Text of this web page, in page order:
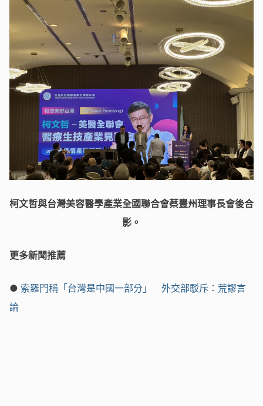
柯文哲與台灣美容醫學產業全國聯合會蔡豐州理事長會後合
影。
更多新聞推薦
● 索羅門稱「台灣是中國一部分」 外交部駁斥：荒謬言
論